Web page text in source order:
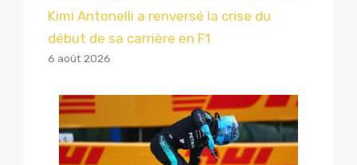
Kimi Antonelli a renversé la crise du
début de sa carrière en F1
6 août 2026